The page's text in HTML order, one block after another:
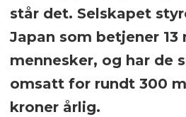
står det. Selskapet
Japan som betjener 13
mennesker, og har de
omsatt for rundt 300
kroner årlig.